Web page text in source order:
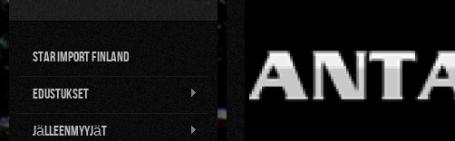
Star Import Finland
Edustukset
Jälleenmyyjät